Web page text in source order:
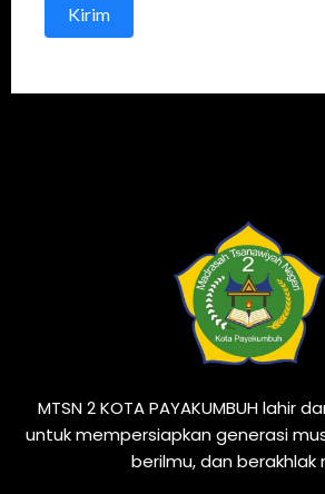
Kirim
MTSN 2 KOTA PAYAKUMBUH lahir
untuk mempersiapkan generasi
berilmu, dan berakhlak